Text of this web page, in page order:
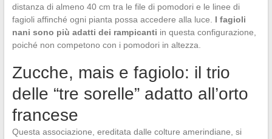
distanza di almeno 40 cm tra le file di pomodori e le linee di
fagioli affinché ogni pianta possa accedere alla luce. I fagioli
nani sono più adatti dei rampicanti in questa configurazione,
poiché non competono con i pomodori in altezza.
Zucche, mais e fagiolo: il trio
delle “tre sorelle” adatto all’orto
francese
Questa associazione, ereditata dalle colture amerindiane, si